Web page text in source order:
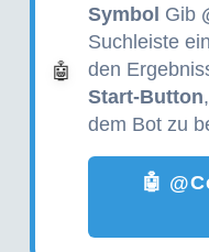
🤖
Symbol Gib
Suchleiste
den
Start-Button
dem Bot zu
🤖